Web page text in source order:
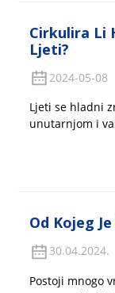
Cirkulira Li
Ljeti?
2024-05-08
Ljeti se hladni
unutarnjom i
cirkulacija
zbog čega
zbog čega se
Od Kojeg
30.04.2024.
Postoji mnogo